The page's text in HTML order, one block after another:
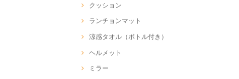
クッション
ランチョンマット
涼感タオル（ボトル付き）
ヘルメット
ミラー